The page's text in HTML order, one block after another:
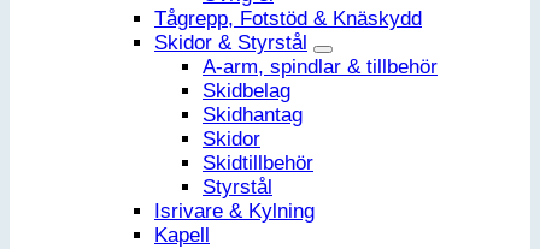
Tågrepp, Fotstöd & Knäskydd
Skidor & Styrstål
A-arm, spindlar & tillbehör
Skidbelag
Skidhantag
Skidor
Skidtillbehör
Styrstål
Isrivare & Kylning
Kapell